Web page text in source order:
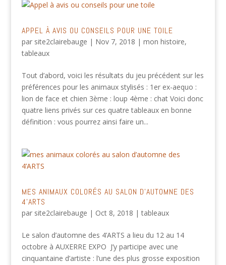
APPEL À AVIS OU CONSEILS POUR UNE TOILE
par site2clairebauge | Nov 7, 2018 | mon histoire,
tableaux
Tout d’abord, voici les résultats du jeu précédent sur les
préférences pour les animaux stylisés : 1er ex-aequo :
lion de face et chien 3ème : loup 4ème : chat Voici donc
quatre liens privés sur ces quatre tableaux en bonne
définition : vous pourrez ainsi faire un...
MES ANIMAUX COLORÉS AU SALON D’AUTOMNE DES
4’ARTS
par site2clairebauge | Oct 8, 2018 |tableaux
Le salon d’automne des 4’ARTS a lieu du 12 au 14
octobre à AUXERRE EXPO J’y participe avec une
cinquantaine d’artiste : l’une des plus grosse exposition